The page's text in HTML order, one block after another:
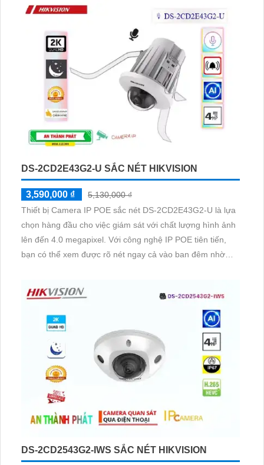
DS-2CD2E43G2-U SẮC NÉT HIKVISION
3,590,000 ₫
5,130,000 ₫
Thiết bị Camera IP POE sắc nét DS-2CD2E43G2-U là lựa
chọn hàng đầu cho việc giám sát với chất lượng hình ảnh
lên đến 4.0 megapixel. Với công nghệ IP POE tiên tiến,
bạn có thể xem được rõ nét ngay cả vào ban đêm nhờ
Dome Kim Loại chất lượng
DS-2CD2543G2-IWS SẮC NÉT HIKVISION